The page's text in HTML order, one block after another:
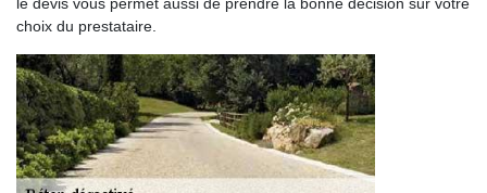
choix du prestataire.